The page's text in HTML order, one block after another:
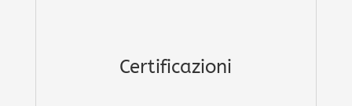
Certificazioni